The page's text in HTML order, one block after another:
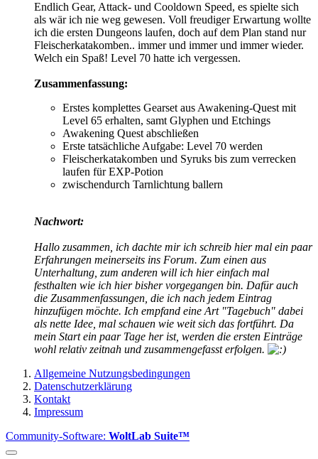
Endlich Gear, Attack- und Cooldown Speed, es spielte sich
als wär ich nie weg gewesen. Voll freudiger Erwartung wollte
ich die ersten Dungeons laufen, doch auf dem Plan stand nur
Fleischerkatakomben.. immer und immer und immer wieder.
Welch ein Spaß! Level 70 hatte ich vergessen.
Zusammenfassung:
Erstes komplettes Gearset aus Awakening-Quest mit
Level 65 erhalten, samt Glyphen und Etchings
Awakening Quest abschließen
Erste tatsächliche Aufgabe: Level 70 werden
Fleischerkatakomben und Syruks bis zum verrecken
laufen für EXP-Potion
zwischendurch Tarnlichtung ballern
Nachwort:
Hallo zusammen, ich dachte mir ich schreib hier mal ein paar
Erfahrungen meinerseits ins Forum. Zum einen aus
Unterhaltung, zum anderen will ich hier einfach mal
festhalten wie ich hier bisher vorgegangen bin. Dafür auch
die Zusammenfassungen, die ich nach jedem Eintrag
hinzufügen möchte. Ich empfand eine Art "Tagebuch" dabei
als nette Idee, mal schauen wie weit sich das fortführt. Da
mein Start ein paar Tage her ist, werden die ersten Einträge
wohl relativ zeitnah und zusammengefasst erfolgen.
Allgemeine Nutzungsbedingungen
Datenschutzerklärung
Kontakt
Impressum
Community-Software: WoltLab Suite™